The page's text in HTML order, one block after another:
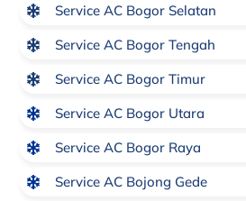
Service AC Bogor Selatan
Service AC Bogor Tengah
Service AC Bogor Timur
Service AC Bogor Utara
Service AC Bogor Raya
Service AC Bojong Gede